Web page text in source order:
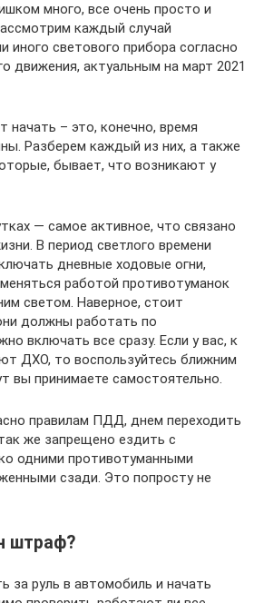
много, все очень просто и
каждый случай
иного светового прибора согласно
движения, актуальным на март 2021
начать – это, конечно, время
Разберем каждый из них, а также
бывает, что возникают у
— самое активное, что связано
В период светлого времени
дневные ходовые огни,
работой противотуманок
светом. Наверное, стоит
должны работать по
включать все сразу. Если у вас, к
ДХО, то воспользуйтесь ближним
вы принимаете самостоятельно.
правилам ПДД, днем переходить
же запрещено ездить с
одними противотуманными
сзади. Это попросту не
штраф?
за руль в автомобиль и начать